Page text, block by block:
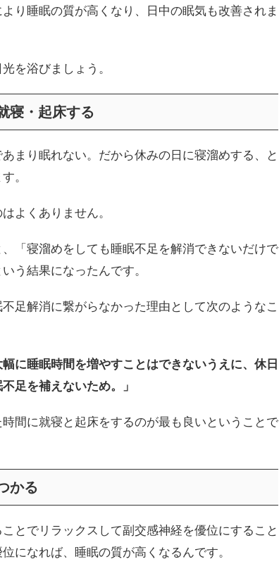
り睡眠の質が高くなり、日中の眠気も改善されま
を浴びましょう。
寝・起床する
まり眠れない。だから休みの日に寝溜めする、と
。
よくありません。
、「寝溜めをしても睡眠不足を解消できないだけで
う結果になったんです。
足解消に繋がらなかった理由として次のようなこ
に睡眠時間を増やすことはできないうえに、休日
足を補えないため。」
間に就寝と起床をするのが最も良いということで
かる
とでリラックスして副交感神経を優位にすること
になれば、睡眠の質が高くなるんです。